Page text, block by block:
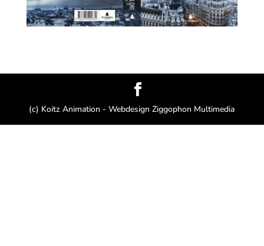
(c) Koitz Animation - Webdesign Ziggophon Multimedia